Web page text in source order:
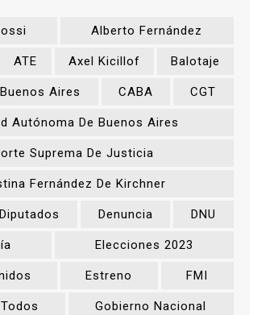
Alberto Fernández
ATE Axel Kicillof Balotaje
Buenos Aires CABA CGT
Autónoma De Buenos Aires
Suprema De Justicia
Fernández De Kirchner
Denuncia DNU
Elecciones 2023
Estreno FMI
Gobierno Nacional